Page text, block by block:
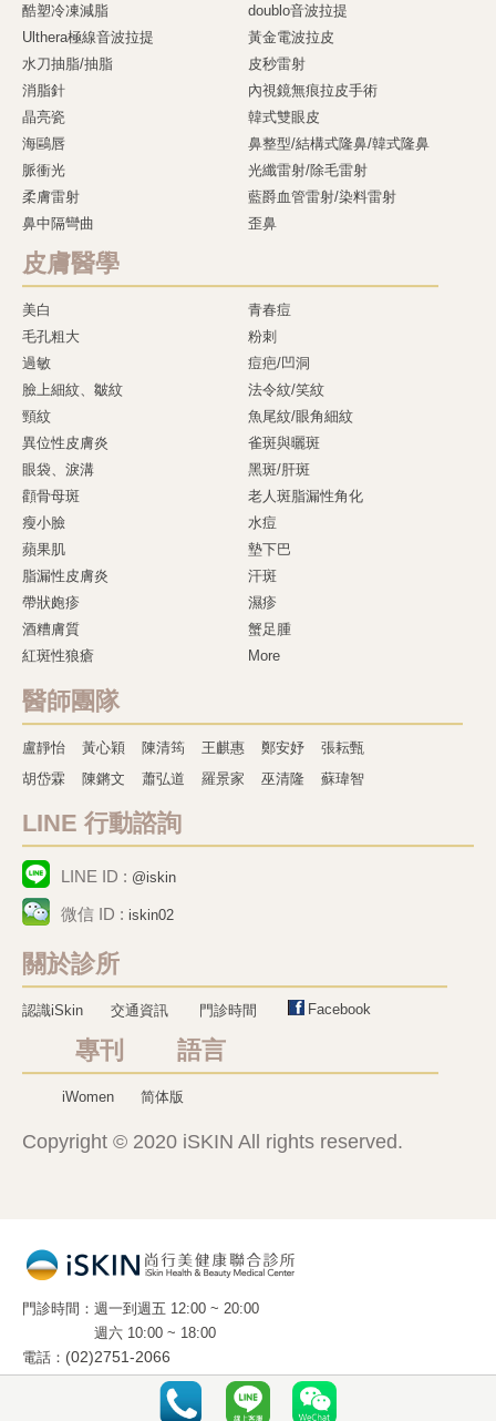
酷塑冷凍減脂
doublo音波拉提
Ulthera極線音波拉提
黃金電波拉皮
水刀抽脂/抽脂
皮秒雷射
消脂針
內視鏡無痕拉皮手術
晶亮瓷
韓式雙眼皮
海鷗唇
鼻整型/結構式隆鼻/韓式隆鼻
脈衝光
光纖雷射/除毛雷射
柔膚雷射
藍爵血管雷射/染料雷射
鼻中隔彎曲
歪鼻
皮膚醫學
美白
青春痘
毛孔粗大
粉刺
過敏
痘疤/凹洞
臉上細紋、皺紋
法令紋/笑紋
頸紋
魚尾紋/眼角細紋
異位性皮膚炎
雀斑與曬斑
眼袋、淚溝
黑斑/肝斑
顴骨母斑
老人斑脂漏性角化
瘦小臉
水痘
蘋果肌
墊下巴
脂漏性皮膚炎
汗斑
帶狀皰疹
濕疹
酒糟膚質
蟹足腫
紅斑性狼瘡
More
醫師團隊
盧靜怡 黃心穎 陳清筠 王麒惠 鄭安妤
張耘甄
胡岱霖
陳鏘文 蕭弘道 羅景家 巫清隆 蘇瑋智
LINE 行動諮詢
LINE ID : @iskin
微信 ID : iskin02
關於診所
認識iSkin 交通資訊 門診時間 Facebook
專刊 語言
iWomen 简体版
Copyright © 2020 iSKIN All rights reserved.
門診時間
週一到週五 12:00 ~ 20:00
週六 10:00 ~ 18:00
電話
(02)2751-2066
地址
10663 台北市光復南路 288 號 2 樓 之 5
(國父紀念館旁 . 麥當勞樓上)